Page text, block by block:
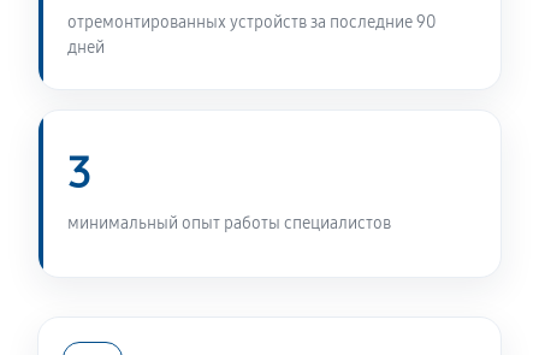
отремонтированных устройств за последние 90
дней
3
минимальный опыт работы специалистов